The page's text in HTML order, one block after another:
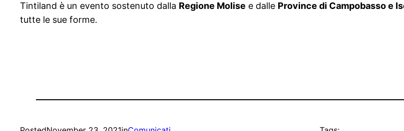
Tintiland è un evento sostenuto dalla Regione Molise e dalle Province di Campobasso e
tutte le sue forme.